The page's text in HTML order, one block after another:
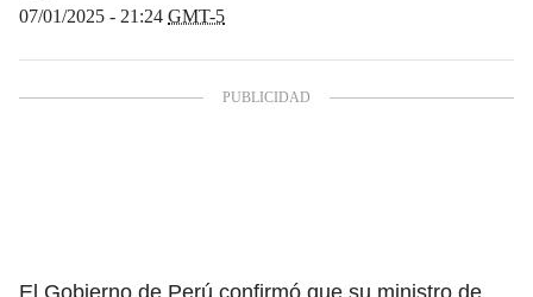
07/01/2025 - 21:24 GMT-5
El Gobierno de Perú confirmó que su ministro de